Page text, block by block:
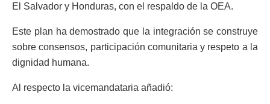
El Salvador y Honduras, con el respaldo de la OEA.
Este plan ha demostrado que la integración se construye
sobre consensos, participación comunitaria y respeto a la
dignidad humana.
Al respecto la vicemandataria añadió: